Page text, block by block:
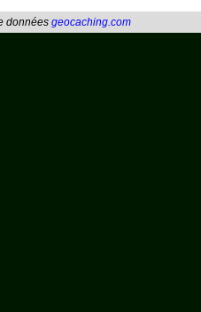
données geocaching.com